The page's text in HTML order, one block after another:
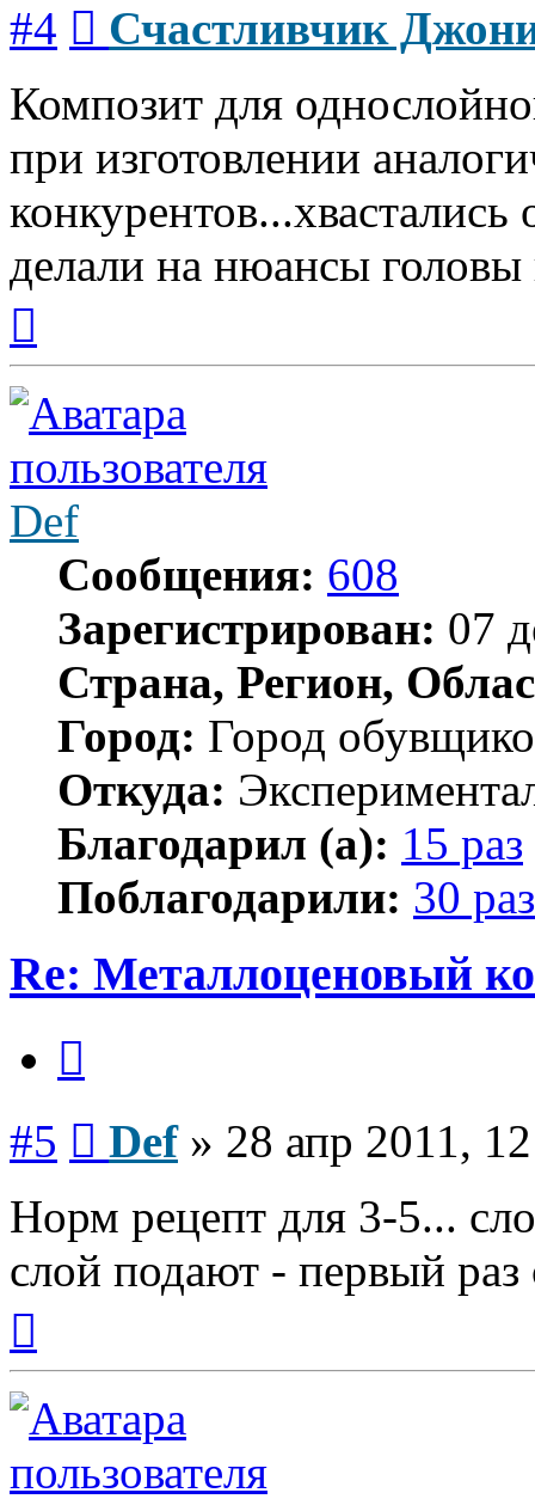
#4
Счастливчик
Композит для
при изготовлении
делали на нюансы головы
началу
Def
Сообщения: 608
Зарегистрирован: 07
Страна, Регион,
Город: Город
Откуда:
Благодарил (а): 15 раз
Поблагодарили: 30 раз
Re: Металлоценовый
#5 Def» 28 апр 2011,
Норм рецепт для 3-5...
слой подают - первый
началу